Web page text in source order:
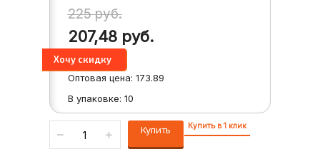
225руб.
207,48 руб.
Оптовая цена: 173.89
В упаковке: 10
Купить Купить в 1 клик